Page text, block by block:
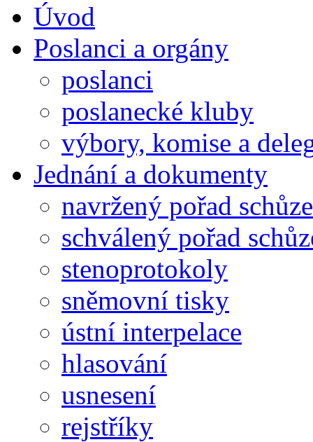
Úvod
Poslanci a orgány
poslanci
poslanecké kluby
výbory, komise a
Jednání a dokumenty
navržený pořad schůze
schválený pořad
stenoprotokoly
sněmovní tisky
ústní interpelace
hlasování
usnesení
rejstříky